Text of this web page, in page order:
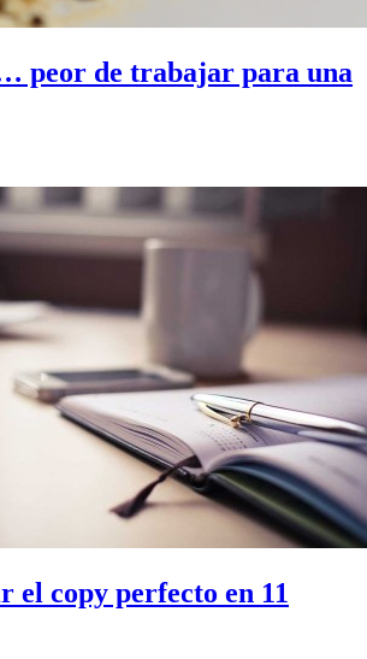
peor de trabajar para una
el copy perfecto en 11